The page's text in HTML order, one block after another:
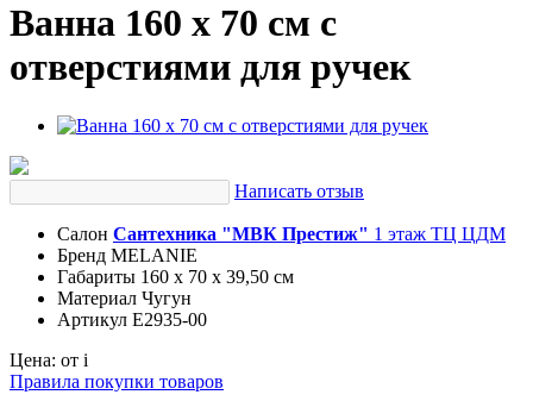
Ванна 160 х 70 см с
отверстиями для ручек
Написать отзыв
Салон Сантехника "МВК Престиж" 1 этаж ТЦ ЦДМ
Бренд MELANIE
Габариты 160 x 70 x 39,50 см
Материал Чугун
Артикул E2935-00
Цена: от i
Правила покупки товаров